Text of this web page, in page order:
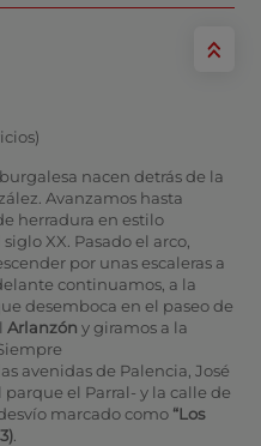
nacen detrás de la
Avanzamos hasta
de herradura en estilo
XX. Pasado el arco,
por unas escaleras a
continuamos, a la
desemboca en el paseo de
Arlanzón y giramos a la
avenidas de Palencia, José
el Parral- y la calle de
marcado como “Los
.